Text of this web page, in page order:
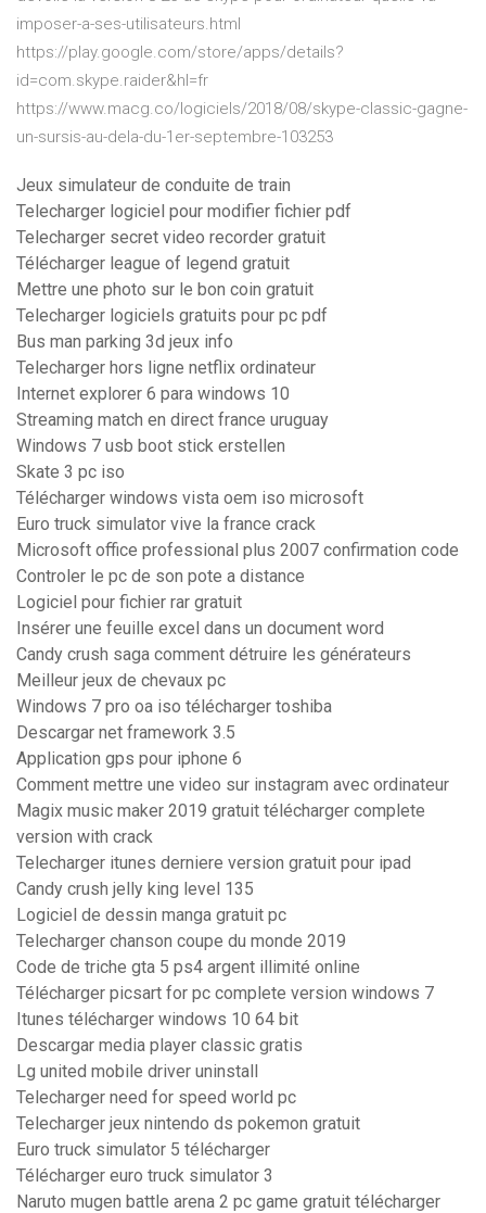
imposer-a-ses-utilisateurs.html
https://play.google.com/store/apps/details?
id=com.skype.raider&hl=fr
https://www.macg.co/logiciels/2018/08/skype-classic-gagne-
un-sursis-au-dela-du-1er-septembre-103253
Jeux simulateur de conduite de train
Telecharger logiciel pour modifier fichier pdf
Telecharger secret video recorder gratuit
Télécharger league of legend gratuit
Mettre une photo sur le bon coin gratuit
Telecharger logiciels gratuits pour pc pdf
Bus man parking 3d jeux info
Telecharger hors ligne netflix ordinateur
Internet explorer 6 para windows 10
Streaming match en direct france uruguay
Windows 7 usb boot stick erstellen
Skate 3 pc iso
Télécharger windows vista oem iso microsoft
Euro truck simulator vive la france crack
Microsoft office professional plus 2007 confirmation code
Controler le pc de son pote a distance
Logiciel pour fichier rar gratuit
Insérer une feuille excel dans un document word
Candy crush saga comment détruire les générateurs
Meilleur jeux de chevaux pc
Windows 7 pro oa iso télécharger toshiba
Descargar net framework 3.5
Application gps pour iphone 6
Comment mettre une video sur instagram avec ordinateur
Magix music maker 2019 gratuit télécharger complete
version with crack
Telecharger itunes derniere version gratuit pour ipad
Candy crush jelly king level 135
Logiciel de dessin manga gratuit pc
Telecharger chanson coupe du monde 2019
Code de triche gta 5 ps4 argent illimité online
Télécharger picsart for pc complete version windows 7
Itunes télécharger windows 10 64 bit
Descargar media player classic gratis
Lg united mobile driver uninstall
Telecharger need for speed world pc
Telecharger jeux nintendo ds pokemon gratuit
Euro truck simulator 5 télécharger
Télécharger euro truck simulator 3
Naruto mugen battle arena 2 pc game gratuit télécharger